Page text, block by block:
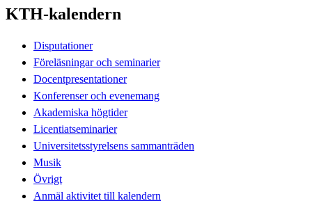
KTH-kalendern
Disputationer
Föreläsningar och seminarier
Docentpresentationer
Konferenser och evenemang
Akademiska högtider
Licentiatseminarier
Universitetsstyrelsens sammanträden
Musik
Övrigt
Anmäl aktivitet till kalendern